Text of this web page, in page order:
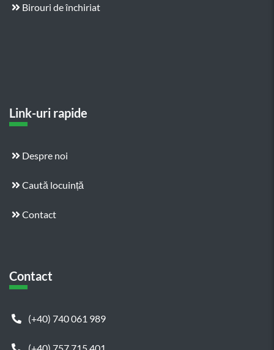
Birouri de închiriat
Link-uri rapide
Despre noi
Caută locuință
Contact
Contact
(+40) 740 061 989
(+40) 757 715 401